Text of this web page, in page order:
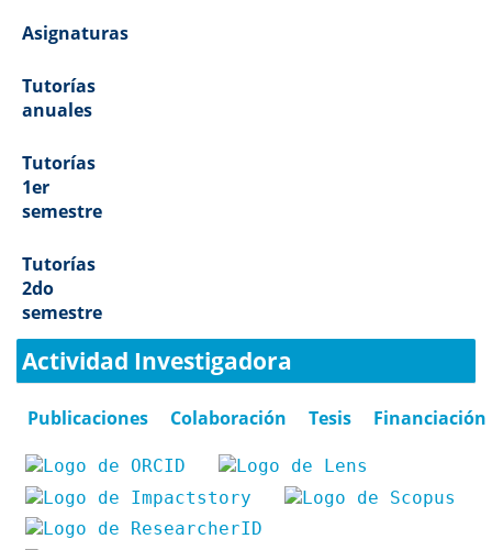
Asignaturas
Tutorías
anuales
Tutorías
1er
semestre
Tutorías
2do
semestre
Actividad Investigadora
Publicaciones Colaboración Tesis Financiación